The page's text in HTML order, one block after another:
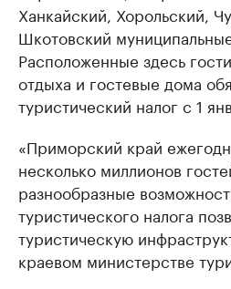
Ханкайский, Хорольский,
Шкотовский
Расположенные здесь
отдыха и гостевые дома
туристический налог с 1
«Приморский край
несколько миллионов
разнообразные
туристического налога
туристическую
краевом министерстве